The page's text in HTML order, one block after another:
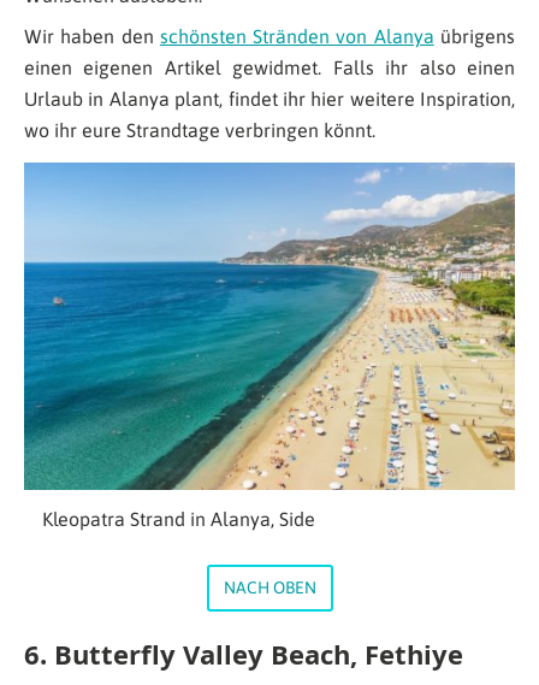
Wir haben den schönsten Stränden von Alanya übrigens
einen eigenen Artikel gewidmet. Falls ihr also einen
Urlaub in Alanya plant, findet ihr hier weitere Inspiration,
wo ihr eure Strandtage verbringen könnt.
Kleopatra Strand in Alanya, Side
NACH OBEN
6. Butterfly Valley Beach, Fethiye